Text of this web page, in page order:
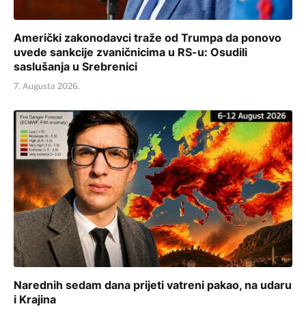
Američki zakonodavci traže od Trumpa da ponovo
uvede sankcije zvaničnicima u RS-u: Osudili
saslušanja u Srebrenici
7. Augusta 2026.
Narednih sedam dana prijeti vatreni pakao, na udaru
i Krajina